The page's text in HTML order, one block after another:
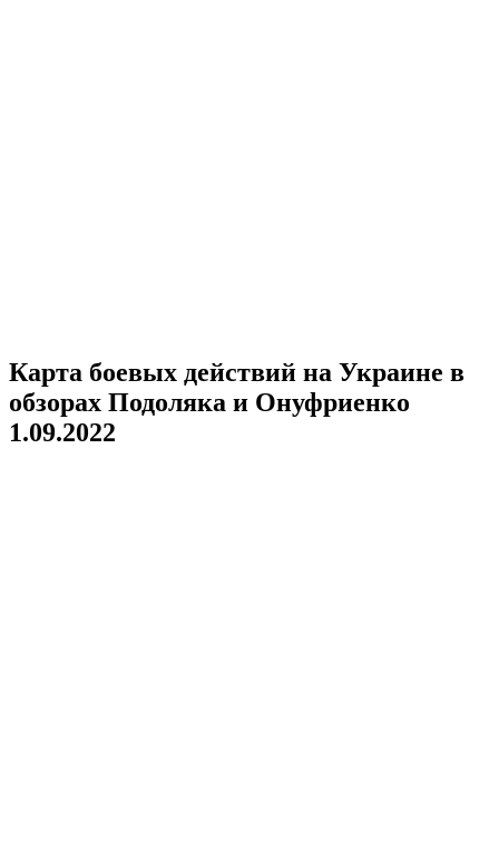
Карта боевых действий на Украине в
обзорах Подоляка и Онуфриенко
1.09.2022